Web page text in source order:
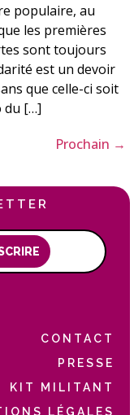
populaire, au
les premières
sont toujours
est un devoir
que celle-ci soit
du […]
Prochain →
CONTACT
PRESSE
KIT MILITANT
LÉGALES